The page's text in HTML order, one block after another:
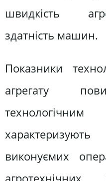
швидкість
здатність машин.
Показники
агрегату
характеризують
виконуємих